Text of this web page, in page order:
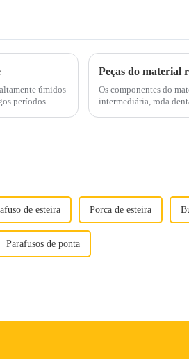
úmidos
Peças do material
Os componentes do
intermediária, roda dentada e
de esteira Porca de esteira
Parafusos de ponta